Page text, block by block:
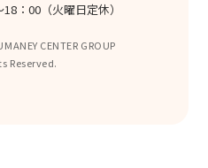
：00（火曜日定休）
CENTER GROUP
Reserved.